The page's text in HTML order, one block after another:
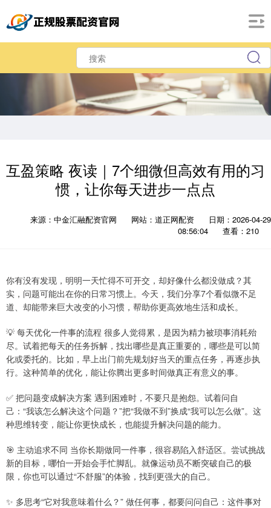
互盈策略 夜读｜7个细微但高效有用的习
惯，让你每天进步一点点
来源：中金汇融配资官网 网站：道正网配资
日期：2026-04-29
08:56:04
查看：210
你有没有发现，明明一天忙得不可开交，却好像什么都没做成？其
实，问题可能出在你的日常习惯上。今天，我们分享7个看似微不足
道、却能带来巨大改变的小习惯，帮助你更高效地生活和成长。
💡 每天优化一件事的流程 很多人觉得累，是因为精力被琐事消耗殆
尽。试着把每天的任务拆解，找出哪些是真正重要的，哪些是可以简
化或委托的。比如，早上出门前先规划好当天的重点任务，再逐步执
行。这种简单的优化，能让你腾出更多时间做真正有意义的事。
✅ 把问题变成解决方案 遇到困难时，不要只是抱怨。试着问自
己：“我该怎么解决这个问题？”把“我做不到”换成“我可以怎么做”。这
种思维转变，能让你更快成长，也能提升解决问题的能力。
🎯 主动追求不同 当你长期做同一件事，很容易陷入舒适区。尝试挑战
新的目标，哪怕一开始会手忙脚乱。就像运动员不断突破自己的极
限，你也可以通过“不舒服”的体验，找到更强大的自己。
✨ 多思考“它对我意味着什么？” 做任何事，都要问问自己：这件事对